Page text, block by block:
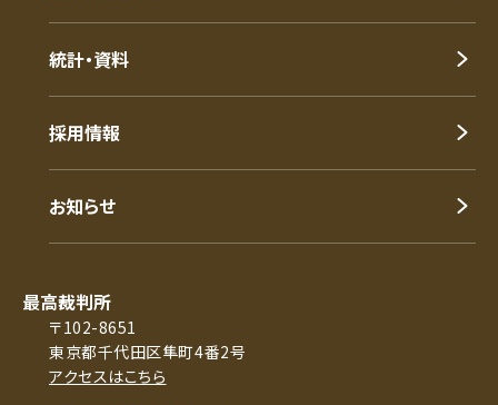
統計・資料
採用情報
お知らせ
最高裁判所
〒102-8651
東京都千代田区隼町4番2号
アクセスはこちら